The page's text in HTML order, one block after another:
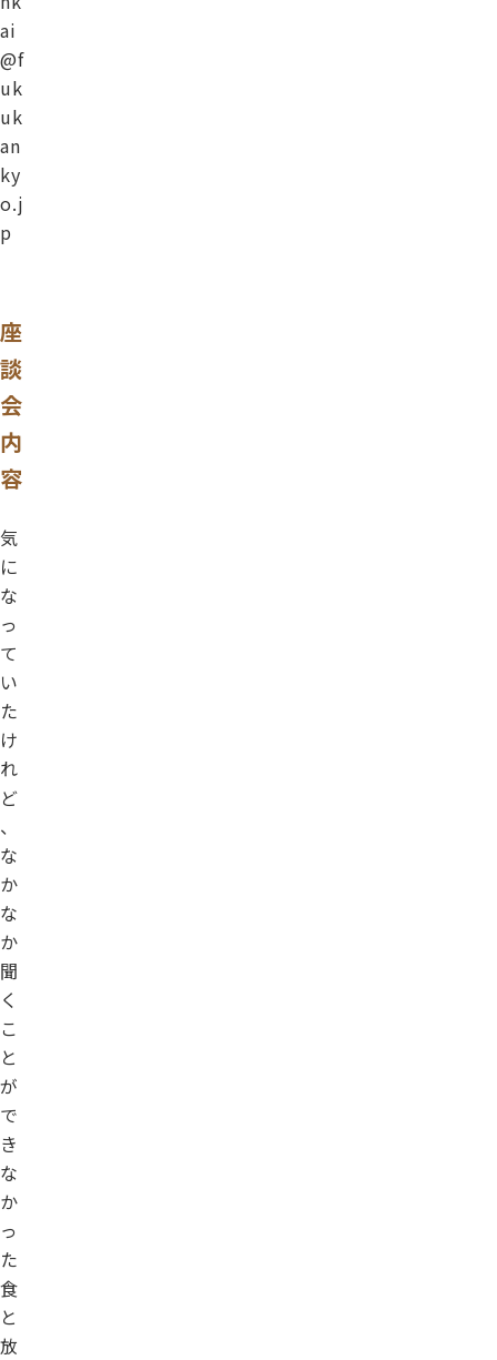
ai
@f
uk
uk
an
ky
o.j
p
座
談
会
内
容
気
に
な
っ
て
い
た
け
れ
ど
、
な
か
な
か
聞
く
こ
と
が
で
き
な
か
っ
た
食
と
放